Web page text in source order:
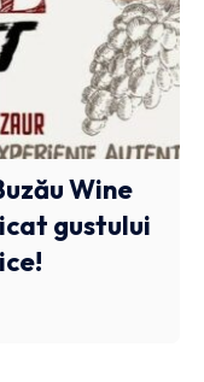
Wine
gustului